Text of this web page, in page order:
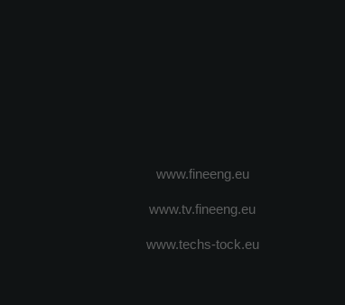
www.fineeng.eu
www.tv.fineeng.eu
www.techs-tock.eu